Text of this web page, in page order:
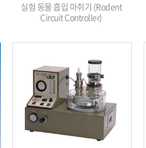
실험 동물 흡입 마취기 (Rodent
Circuit Controller)